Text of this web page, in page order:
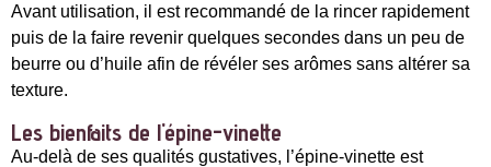
Avant utilisation, il est recommandé de la rincer rapidement
puis de la faire revenir quelques secondes dans un peu de
beurre ou d’huile afin de révéler ses arômes sans altérer sa
texture.
Les bienfaits de l'épine-vinette
Au-delà de ses qualités gustatives, l’épine-vinette est